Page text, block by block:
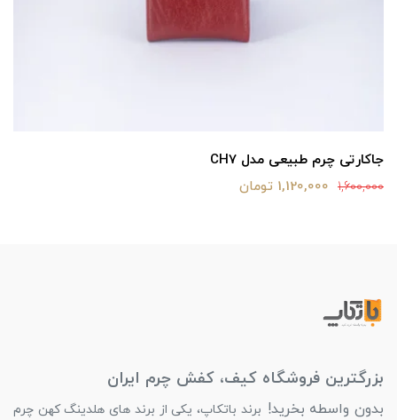
جاکارتی چرم طبیعی مدل CH7
1,600,000 1,120,000 تومان
بزرگترین فروشگاه کیف، کفش چرم ایران
بدون واسطه بخرید! برند باتکاپ، یکی از برند های هلدینگ کهن چرم